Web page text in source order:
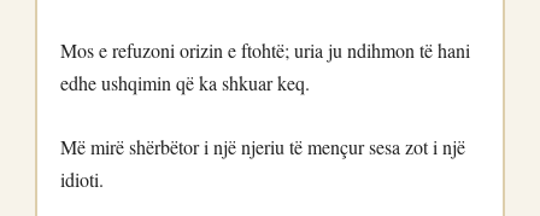
Mos e refuzoni orizin e ftohtë; uria ju ndihmon të hani
edhe ushqimin që ka shkuar keq.
Më mirë shërbëtor i një njeriu të mençur sesa zot i një
idioti.